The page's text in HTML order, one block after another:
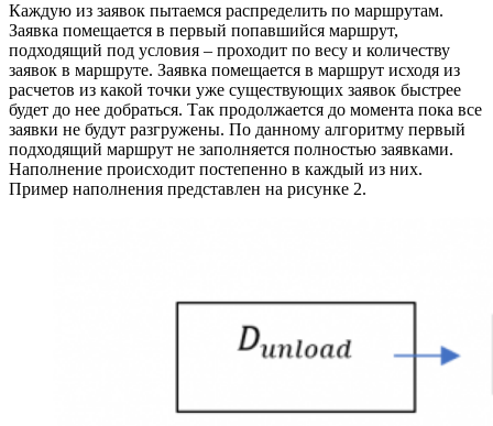
Каждую из заявок пытаемся распределить по маршрутам.
Заявка помещается в первый попавшийся маршрут,
подходящий под условия – проходит по весу и количеству
заявок в маршруте. Заявка помещается в маршрут исходя из
расчетов из какой точки уже существующих заявок быстрее
будет до нее добраться. Так продолжается до момента пока все
заявки не будут разгружены. По данному алгоритму первый
подходящий маршрут не заполняется полностью заявками.
Наполнение происходит постепенно в каждый из них.
Пример наполнения представлен на рисунке 2.